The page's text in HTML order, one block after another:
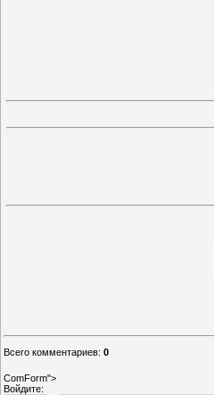
Всего комментариев: 0
ComForm">
Войдите: